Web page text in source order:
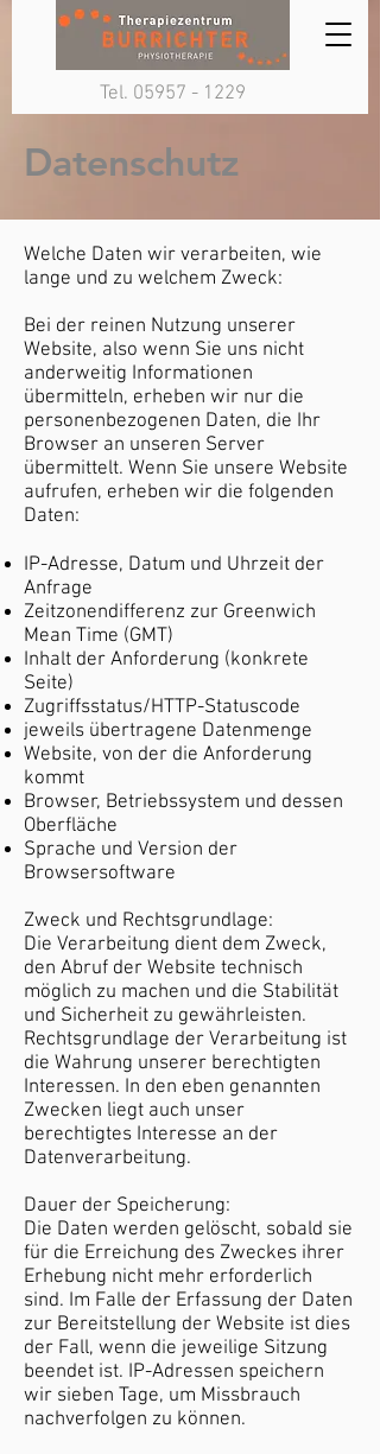
Tel. 05957 - 1229
Datenschutz
Welche Daten wir verarbeiten, wie
lange und zu welchem Zweck:
Bei der reinen Nutzung unserer
Website, also wenn Sie uns nicht
anderweitig Informationen
übermitteln, erheben wir nur die
personenbezogenen Daten, die Ihr
Browser an unseren Server
übermittelt. Wenn Sie unsere Website
aufrufen, erheben wir die folgenden
Daten:
IP-Adresse, Datum und Uhrzeit der
Anfrage
Zeitzonendifferenz zur Greenwich
Mean Time (GMT)
Inhalt der Anforderung (konkrete
Seite)
Zugriffsstatus/HTTP-Statuscode
jeweils übertragene Datenmenge
Website, von der die Anforderung
kommt
Browser, Betriebssystem und dessen
Oberfläche
Sprache und Version der
Browsersoftware
Zweck und Rechtsgrundlage:
Die Verarbeitung dient dem Zweck,
den Abruf der Website technisch
möglich zu machen und die Stabilität
und Sicherheit zu gewährleisten.
Rechtsgrundlage der Verarbeitung ist
die Wahrung unserer berechtigten
Interessen. In den eben genannten
Zwecken liegt auch unser
berechtigtes Interesse an der
Datenverarbeitung.
Dauer der Speicherung:
Die Daten werden gelöscht, sobald sie
für die Erreichung des Zweckes ihrer
Erhebung nicht mehr erforderlich
sind. Im Falle der Erfassung der Daten
zur Bereitstellung der Website ist dies
der Fall, wenn die jeweilige Sitzung
beendet ist. IP-Adressen speichern
wir sieben Tage, um Missbrauch
nachverfolgen zu können.